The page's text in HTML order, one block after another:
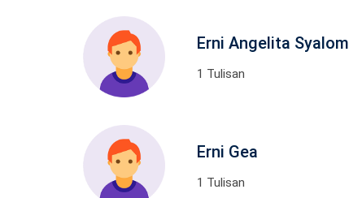
Erni Angelita Syalom
1 Tulisan
Erni Gea
1 Tulisan